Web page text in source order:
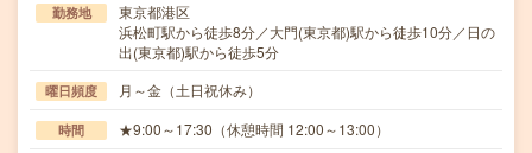
勤務地
東京都港区
浜松町駅から徒歩8分／大門(東京都)駅から徒歩10分／日の
出(東京都)駅から徒歩5分
曜日頻度 月～金（土日祝休み）
時間 ★9:00～17:30（休憩時間 12:00～13:00）